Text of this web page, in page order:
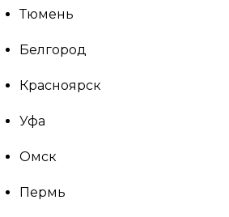
Тюмень
Белгород
Красноярск
Уфа
Омск
Пермь